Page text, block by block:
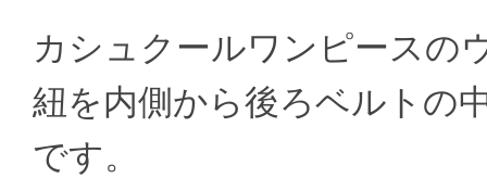
カシュクールワンピースの
紐を内側から後ろベルトの
です。